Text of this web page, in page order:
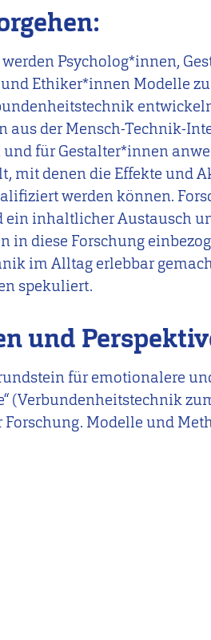
Psycholog*innen,
Ethiker*innen Modelle
aus der Mensch-Technik-
für Gestalter*innen
mit denen die Effekte und
werden können.
ein inhaltlicher Austausch
in diese Forschung
im Alltag erlebbar
spekuliert.
und
für emotionalere
(Verbundenheitstechnik
Modelle und